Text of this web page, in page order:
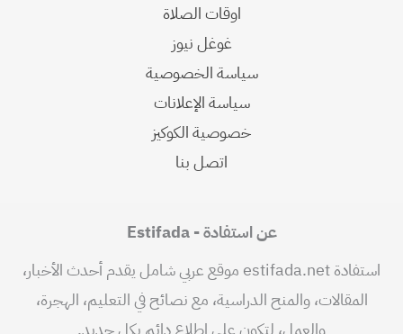
اوقات الصلاة
غوغل نيوز
سياسة الخصوصية
سياسة الإعلانات
خصوصية الكوكيز
اتصل بنا
عن استفادة - Estifada
استفادة estifada.net موقع عربي شامل يقدم أحدث الأخبار،
المقالات، والمنح الدراسية، مع نصائح في التعليم، الهجرة،